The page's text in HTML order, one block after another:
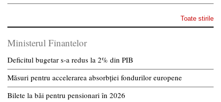
Toate stirile
Ministerul Finantelor
Deficitul bugetar s-a redus la 2% din PIB
Măsuri pentru accelerarea absorbției fondurilor europene
Bilete la băi pentru pensionari în 2026